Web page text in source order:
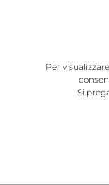
Per
Si